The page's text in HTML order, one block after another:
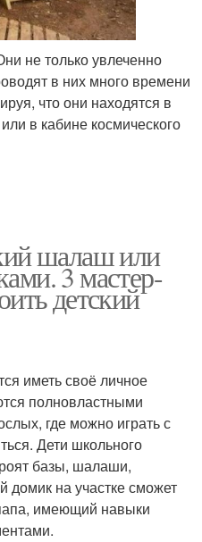
не только увлеченно
в них много времени
что они находятся в
в кабине космического
шалаш или
3 мастер-
детский
иметь своё личное
полновластными
где можно играть с
Дети школьного
базы, шалаши,
домик на участке сможет
имеющий навыки